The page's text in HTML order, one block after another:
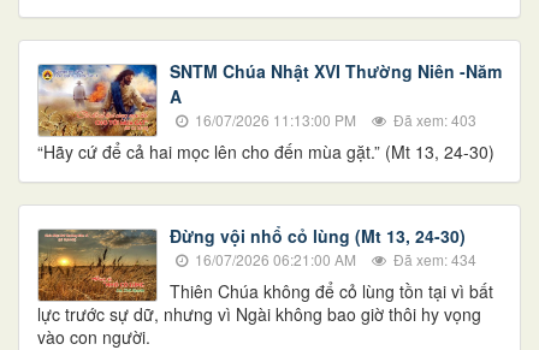
SNTM Chúa Nhật XVI Thường Niên -Năm
A
16/07/2026 11:13:00 PM Đã xem: 403
“Hãy cứ để cả hai mọc lên cho đến mùa gặt.” (Mt 13, 24-30)
Đừng vội nhổ cỏ lùng (Mt 13, 24-30)
16/07/2026 06:21:00 AM Đã xem: 434
Thiên Chúa không để cỏ lùng tồn tại vì bất
lực trước sự dữ, nhưng vì Ngài không bao giờ thôi hy vọng
vào con người.